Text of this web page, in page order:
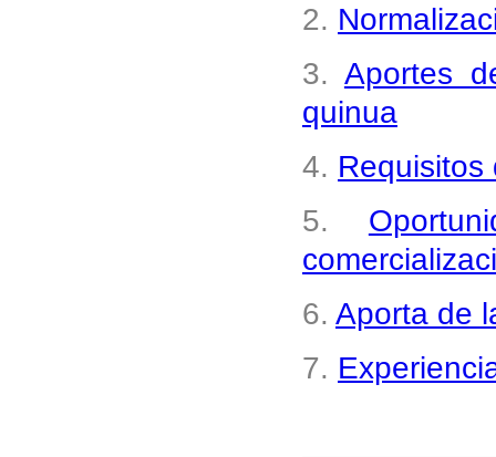
2.
3. Aportes
quinua
4. Requisitos
5.
6. Aporta de
7.